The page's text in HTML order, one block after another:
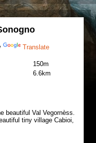
Translate
150m
6.6km
beautiful Val Vegornèss.
tiny village Cabioi,